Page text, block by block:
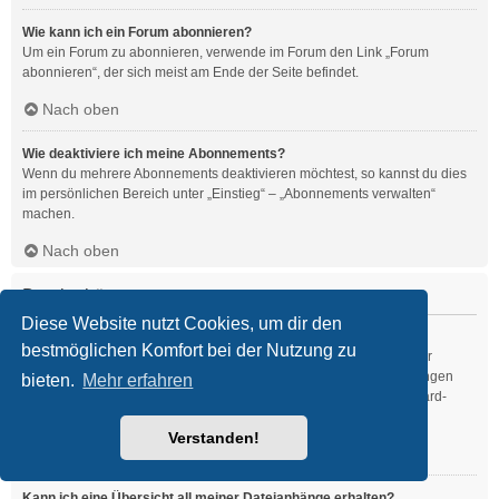
Diese Website nutzt Cookies, um dir den
bestmöglichen Komfort bei der Nutzung zu
bieten. Mehr erfahren
Verstanden!
Wie kann ich ein Forum abonnieren?
Um ein Forum zu abonnieren, verwende im Forum den Link „Forum
abonnieren“, der sich meist am Ende der Seite befindet.
Nach oben
Wie deaktiviere ich meine Abonnements?
Wenn du mehrere Abonnements deaktivieren möchtest, so kannst du dies
im persönlichen Bereich unter „Einstieg“ – „Abonnements verwalten“
machen.
Nach oben
Dateianhänge
Welche Dateianhänge sind in diesem Forum zulässig?
Die Board-Administration kann bestimmte Dateitypen zulassen oder
verbieten. Falls du dir nicht sicher bist, welche Dateitypen du anhängen
kannst und du Unterstützung benötigst, wende dich bitte an die Board-